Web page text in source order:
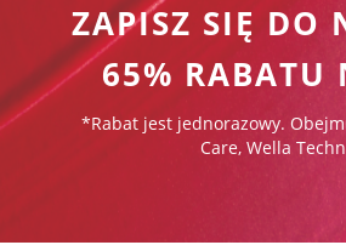
/5 (1)
/54 (1)
/56 (1)
/6 (2)
ZAPISZ SIĘ DO
65% RABATU
*Rabat jest jednorazowy.
Care, Wella